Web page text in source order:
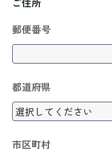
郵便番号
都道府県
市区町村